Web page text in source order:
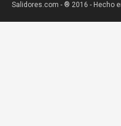
Salidores.com - ® 2016 - Hecho